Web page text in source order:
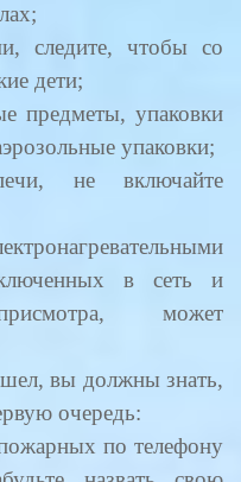
следите, чтобы со
дети;
предметы, упаковки
упаковки;
не включайте
в сеть и
может
вы должны знать,
очередь:
по телефону